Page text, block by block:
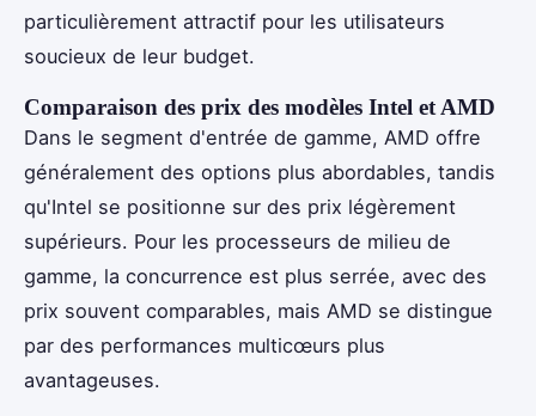
particulièrement attractif pour les utilisateurs
soucieux de leur budget.
Comparaison des prix des modèles Intel et AMD
Dans le segment d'entrée de gamme, AMD offre
généralement des options plus abordables, tandis
qu'Intel se positionne sur des prix légèrement
supérieurs. Pour les processeurs de milieu de
gamme, la concurrence est plus serrée, avec des
prix souvent comparables, mais AMD se distingue
par des performances multicœurs plus
avantageuses.